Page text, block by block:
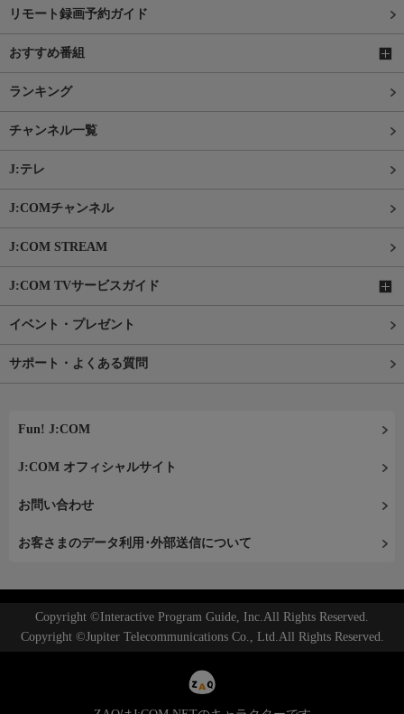
リモート録画予約ガイド
おすすめ番組
ランキング
チャンネル一覧
J:テレ
J:COMチャンネル
J:COM STREAM
J:COM TVサービスガイド
イベント・プレゼント
サポート・よくある質問
Fun! J:COM
J:COM オフィシャルサイト
お問い合わせ
お客さまのデータ利用･外部送信について
Copyright ©Interactive Program Guide, Inc.All Rights Reserved.
Copyright ©Jupiter Telecommunications Co., Ltd.All Rights Reserved.